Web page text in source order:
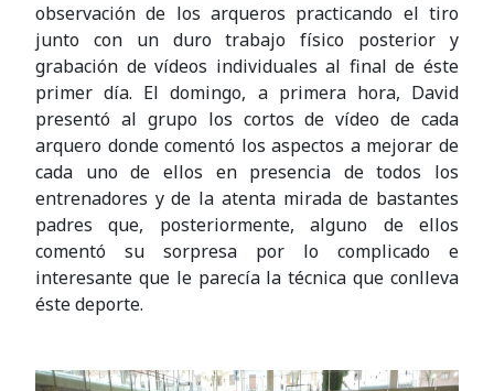
observación de los arqueros practicando el tiro
junto con un duro trabajo físico posterior y
grabación de vídeos individuales al final de éste
primer día. El domingo, a primera hora, David
presentó al grupo los cortos de vídeo de cada
arquero donde comentó los aspectos a mejorar de
cada uno de ellos en presencia de todos los
entrenadores y de la atenta mirada de bastantes
padres que, posteriormente, alguno de ellos
comentó su sorpresa por lo complicado e
interesante que le parecía la técnica que conlleva
éste deporte.